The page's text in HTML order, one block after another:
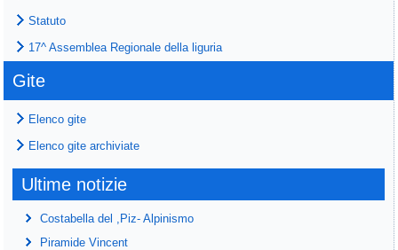
Statuto
17^ Assemblea Regionale della liguria
Gite
Elenco gite
Elenco gite archiviate
Ultime notizie
Costabella del ,Piz- Alpinismo
Piramide Vincent